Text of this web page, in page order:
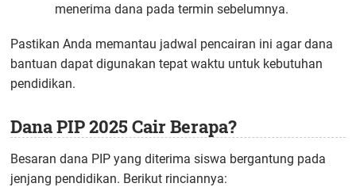
menerima dana pada termin sebelumnya.
Pastikan Anda memantau jadwal pencairan ini agar dana
bantuan dapat digunakan tepat waktu untuk kebutuhan
pendidikan.
Dana PIP 2025 Cair Berapa?
Besaran dana PIP yang diterima siswa bergantung pada
jenjang pendidikan. Berikut rinciannya: